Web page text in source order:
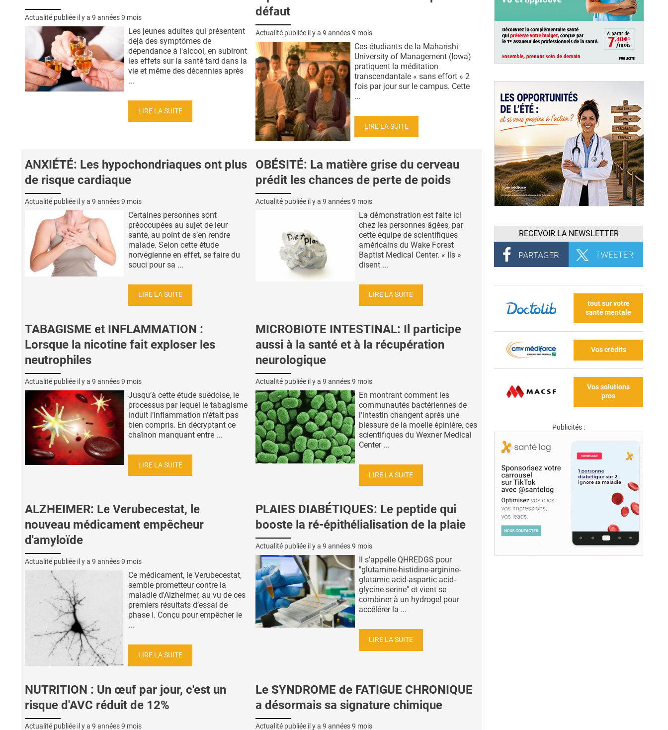
Actualité publiée il y a 9 années 9 mois
Les jeunes adultes qui présentent
déjà des symptômes de
dépendance à l'alcool, en subiront
les effets sur la santé tard dans la
vie et même des décennies après
...
LIRE LA SUITE
défaut
Actualité publiée il y a 9 années 9 mois
Ces étudiants de la Maharishi
University of Management (Iowa)
pratiquent la méditation
transcendantale « sans effort » 2
fois par jour sur le campus. Cette
...
LIRE LA SUITE
ANXIÉTÉ: Les hypochondriaques ont plus
de risque cardiaque
Actualité publiée il y a 9 années 9 mois
Certaines personnes sont
préoccupées au sujet de leur
santé, au point de s’en rendre
malade. Selon cette étude
norvégienne en effet, se faire du
souci pour sa ...
LIRE LA SUITE
OBÉSITÉ: La matière grise du cerveau
prédit les chances de perte de poids
Actualité publiée il y a 9 années 9 mois
La démonstration est faite ici
chez les personnes âgées, par
cette équipe de scientifiques
américains du Wake Forest
Baptist Medical Center. « Ils »
disent ...
LIRE LA SUITE
TABAGISME et INFLAMMATION :
Lorsque la nicotine fait exploser les
neutrophiles
Actualité publiée il y a 9 années 9 mois
Jusqu’à cette étude suédoise, le
processus par lequel le tabagisme
induit l’inflammation n’était pas
bien compris. En décryptant ce
chaînon manquant entre ...
LIRE LA SUITE
MICROBIOTE INTESTINAL: Il participe
aussi à la santé et à la récupération
neurologique
Actualité publiée il y a 9 années 9 mois
En montrant comment les
communautés bactériennes de
l'intestin changent après une
blessure de la moelle épinière, ces
scientifiques du Wexner Medical
Center ...
LIRE LA SUITE
ALZHEIMER: Le Verubecestat, le
nouveau médicament empêcheur
d'amyloïde
Actualité publiée il y a 9 années 9 mois
Ce médicament, le Verubecestat,
semble prometteur contre la
maladie d'Alzheimer, au vu de ces
premiers résultats d’essai de
phase I. Conçu pour empêcher le
...
LIRE LA SUITE
PLAIES DIABÉTIQUES: Le peptide qui
booste la ré-épithélialisation de la plaie
Actualité publiée il y a 9 années 9 mois
Il s’appelle QHREDGS pour
"glutamine-histidine-arginine-
glutamic acid-aspartic acid-
glycine-serine" et vient se
combiner à un hydrogel pour
accélérer la ...
LIRE LA SUITE
NUTRITION : Un œuf par jour, c'est un
risque d'AVC réduit de 12%
Actualité publiée il y a 9 années 9 mois
Le SYNDROME de FATIGUE CHRONIQUE
a désormais sa signature chimique
Actualité publiée il y a 9 années 9 mois
RECEVOIR LA NEWSLETTER
tout sur votre
santé mentale
Vos crédits
Vos solutions
pros
Publicités :